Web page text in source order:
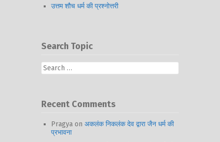
उत्तम शौच धर्म की प्रश्नोत्तरी
Search Topic
Search
for:
Recent Comments
Pragya on अकलंक निकलंक देव द्वारा जैन धर्म की
प्रभावना